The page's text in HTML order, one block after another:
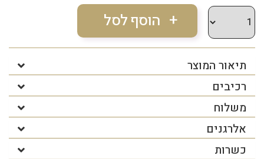
תיאור המוצר
רכיבים
משלוח
אלרגנים
כשרות